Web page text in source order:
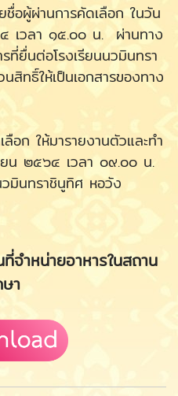
ชื่อผู้ผ่านการคัดเลือก ในวัน
เวลา ๑๕.๐๐ น. ผ่านทาง
ที่ยื่นต่อโรงเรียนนวมินทรา
ทธิ์ให้เป็นเอกสารของทาง
อก ให้มารายงานตัวและทำ
๒๕๖๔ เวลา ๐๙.๐๐ น.
มินทราชินูทิศ หอวัง
จำหน่ายอาหารในสถาน
า